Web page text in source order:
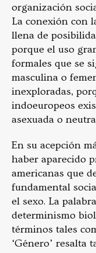
organización
La conexión con
llena de
porque el uso
formales que se
masculina o
inexploradas,
indoeuropeos
asexuada o
En su acepción
haber aparecido
americanas que
fundamental
el sexo. La
determinismo
términos tales
‘Género’ resalta